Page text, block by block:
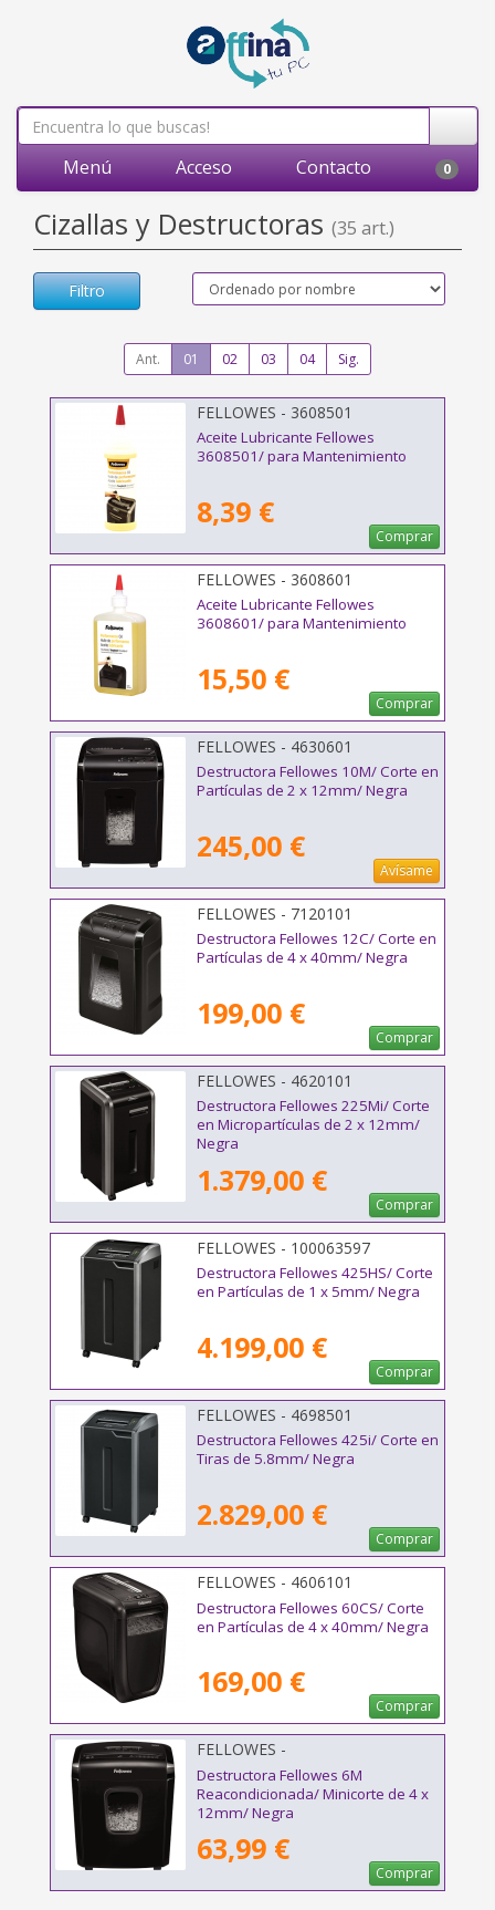
Menú Acceso Contacto 0
Cizallas y Destructoras (35 art.)
Filtro
Ant. 01 02 03 04 Sig.
FELLOWES - 3608501
Aceite Lubricante Fellowes
3608501/ para Mantenimiento
8,39 €
Comprar
FELLOWES - 3608601
Aceite Lubricante Fellowes
3608601/ para Mantenimiento
15,50 €
Comprar
FELLOWES - 4630601
Destructora Fellowes 10M/ Corte en
Partículas de 2 x 12mm/ Negra
245,00 €
Avísame
FELLOWES - 7120101
Destructora Fellowes 12C/ Corte en
Partículas de 4 x 40mm/ Negra
199,00 €
Comprar
FELLOWES - 4620101
Destructora Fellowes 225Mi/ Corte
en Micropartículas de 2 x 12mm/
Negra
1.379,00 €
Comprar
FELLOWES - 100063597
Destructora Fellowes 425HS/ Corte
en Partículas de 1 x 5mm/ Negra
4.199,00 €
Comprar
FELLOWES - 4698501
Destructora Fellowes 425i/ Corte en
Tiras de 5.8mm/ Negra
2.829,00 €
Comprar
FELLOWES - 4606101
Destructora Fellowes 60CS/ Corte
en Partículas de 4 x 40mm/ Negra
169,00 €
Comprar
FELLOWES -
Destructora Fellowes 6M
Reacondicionada/ Minicorte de 4 x
12mm/ Negra
63,99 €
Comprar